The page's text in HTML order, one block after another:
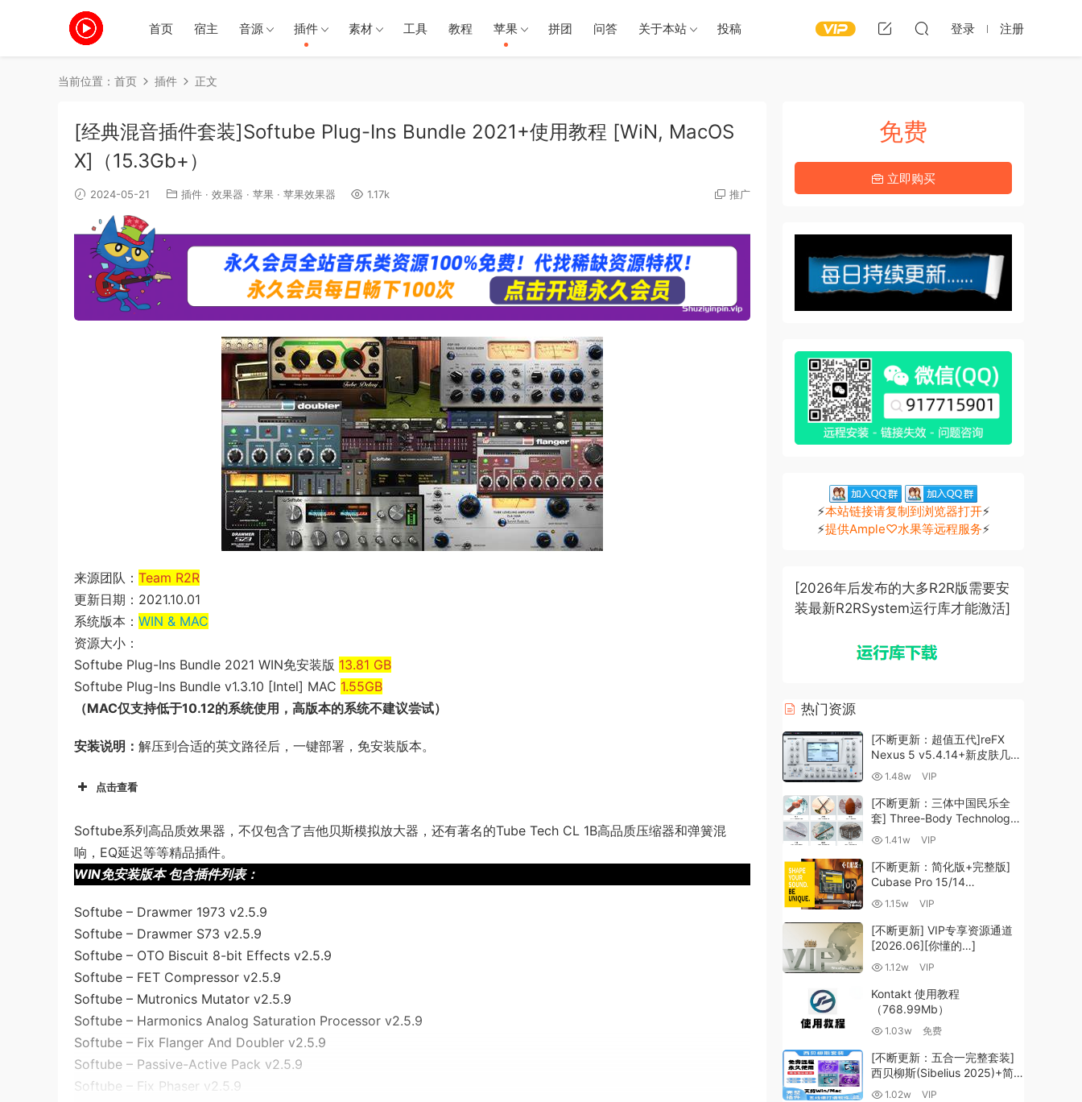
首页 宿主 音源 插件 素材 工具 教程 苹果 拼团 问答 关于本站 投稿 登录 注册
当前位置： 首页 插件 正文
[经典混音插件套装]Softube Plug-Ins Bundle 2021+使用教程 [WiN, MacOS
X]（15.3Gb+）
2024-05-21 插件 · 效果器 · 苹果 · 苹果效果器 1.17k 推广
来源团队： Team R2R
更新日期：2021.10.01
系统版本： WIN & MAC
资源大小：
Softube Plug-Ins Bundle 2021 WIN免安装版 13.81 GB
Softube Plug-Ins Bundle v1.3.10 [Intel] MAC 1.55GB
（MAC仅支持低于10.12的系统使用，高版本的系统不建议尝试）
安装说明： 解压到合适的英文路径后，一键部署，免安装版本。
点击查看
Softube系列高品质效果器，不仅包含了吉他贝斯模拟放大器，还有著名的Tube Tech CL 1B高品质压缩器和弹簧混
响，EQ延迟等等精品插件。
WIN免安装版本 包含插件列表：
Softube – Drawmer 1973 v2.5.9
Softube – Drawmer S73 v2.5.9
Softube – OTO Biscuit 8-bit Effects v2.5.9
Softube – FET Compressor v2.5.9
Softube – Mutronics Mutator v2.5.9
Softube – Harmonics Analog Saturation Processor v2.5.9
Softube – Fix Flanger And Doubler v2.5.9
Softube – Passive-Active Pack v2.5.9
Softube – Fix Phaser v2.5.9
免费
立即购买
⚡本站链接请复制到浏览器打开⚡
⚡提供Ample♡水果等远程服务⚡
[2026年后发布的大多R2R版需要安
装最新R2RSystem运行库才能激活]
热门资源
[不断更新：超值五代]reFX
Nexus 5 v5.4.14+新皮肤几十
套+原厂+全套扩展+教程
1.48w VIP
[不断更新：三体中国民乐全
套] Three-Body Technology-
R2R [WiN, MacOSX]
1.41w VIP
[不断更新：简化版+完整版]
Cubase Pro 15/14
VR/R2R/U2B+原厂音源+插件
MacOSX]（704.0MB+）
1.15w VIP
[不断更新] VIP专享资源通道
[2026.06][你懂的…]
1.12w VIP
Kontakt 使用教程
（768.99Mb）
1.03w 免费
[不断更新：五合一完整套装]
西贝柳斯(Sibelius 2025)+简
谱插件V8+图片识别+音频识别
1.02w VIP